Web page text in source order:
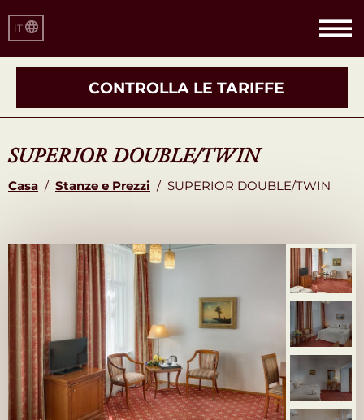
CONTROLLA LE TARIFFE
IT
SUPERIOR DOUBLE/TWIN
Casa / Stanze e Prezzi / SUPERIOR DOUBLE/TWIN